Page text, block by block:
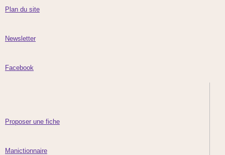
Plan du site
Newsletter
Facebook
Proposer une fiche
Manictionnaire